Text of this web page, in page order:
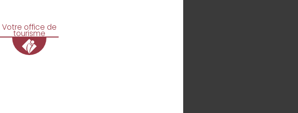
Votre office de
tourisme